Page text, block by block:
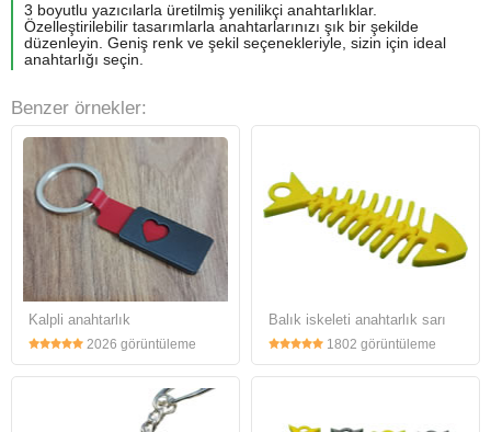
3 boyutlu yazıcılarla üretilmiş yenilikçi anahtarlıklar.
Özelleştirilebilir tasarımlarla anahtarlarınızı şık bir şekilde
düzenleyin. Geniş renk ve şekil seçenekleriyle, sizin için ideal
anahtarlığı seçin.
Benzer örnekler:
Kalpli anahtarlık
2026 görüntüleme
Balık iskeleti anahtarlık sarı
1802 görüntüleme